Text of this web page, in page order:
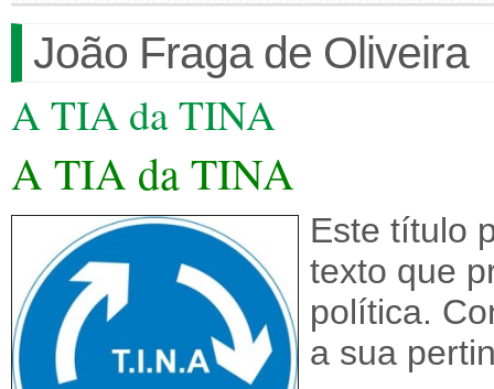
João Fraga de Oliveira
A TIA da TINA
A TIA da TINA
Este título
texto que
política.
a sua